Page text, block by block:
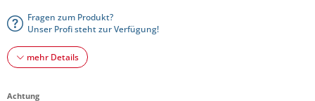
Fragen zum Produkt?
Unser Profi steht zur Verfügung!
mehr Details
Achtung